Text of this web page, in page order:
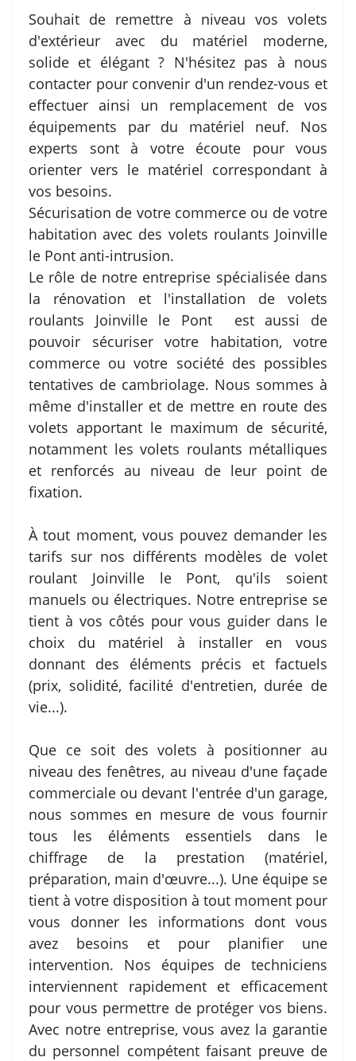
Souhait de remettre à niveau vos volets
d'extérieur avec du matériel moderne,
solide et élégant ? N'hésitez pas à nous
contacter pour convenir d'un rendez-vous et
effectuer ainsi un remplacement de vos
équipements par du matériel neuf. Nos
experts sont à votre écoute pour vous
orienter vers le matériel correspondant à
vos besoins.
Sécurisation de votre commerce ou de votre
habitation avec des volets roulants Joinville
le Pont anti-intrusion.
Le rôle de notre entreprise spécialisée dans
la rénovation et l'installation de volets
roulants Joinville le Pont est aussi de
pouvoir sécuriser votre habitation, votre
commerce ou votre société des possibles
tentatives de cambriolage. Nous sommes à
même d'installer et de mettre en route des
volets apportant le maximum de sécurité,
notamment les volets roulants métalliques
et renforcés au niveau de leur point de
fixation.
À tout moment, vous pouvez demander les
tarifs sur nos différents modèles de volet
roulant Joinville le Pont, qu'ils soient
manuels ou électriques. Notre entreprise se
tient à vos côtés pour vous guider dans le
choix du matériel à installer en vous
donnant des éléments précis et factuels
(prix, solidité, facilité d'entretien, durée de
vie...).
Que ce soit des volets à positionner au
niveau des fenêtres, au niveau d'une façade
commerciale ou devant l'entrée d'un garage,
nous sommes en mesure de vous fournir
tous les éléments essentiels dans le
chiffrage de la prestation (matériel,
préparation, main d'œuvre...). Une équipe se
tient à votre disposition à tout moment pour
vous donner les informations dont vous
avez besoins et pour planifier une
intervention. Nos équipes de techniciens
interviennent rapidement et efficacement
pour vous permettre de protéger vos biens.
Avec notre entreprise, vous avez la garantie
du personnel compétent faisant preuve de